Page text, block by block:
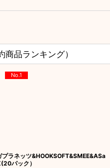
品ランキング）
No.1
ラネッツ&HOOKSOFT&SMEE&ASa
パック）